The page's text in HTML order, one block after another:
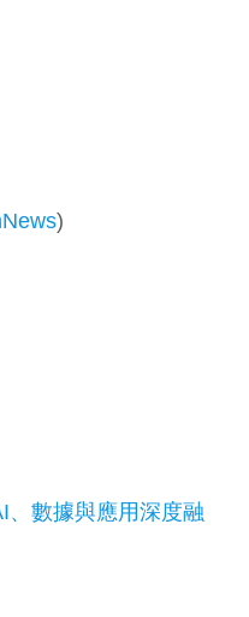
)
、數據與應用深度融